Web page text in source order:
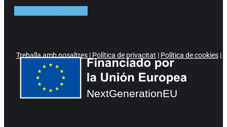
Treballa amb nosaltres|Política de privacitat | Política de cookies|
NextGenerationEU